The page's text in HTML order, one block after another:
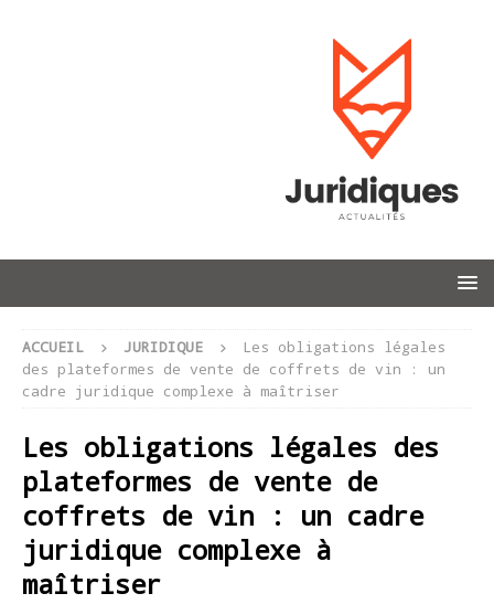
ACCUEIL JURIDIQUE
Les obligations légales
des plateformes de vente de coffrets de vin : un
cadre juridique complexe à maîtriser
Les obligations légales des
plateformes de vente de
coffrets de vin : un cadre
juridique complexe à
maîtriser